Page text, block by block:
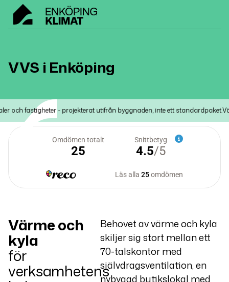
VVS i Enköping
fastigheter - projekterat utifrån byggnaden, inte ett standardpaket.
Värme och
kyla
för
verksamhetens
Behovet av värme och kyla
skiljer sig stort mellan ett
70-talskontor med
självdragsventilation, en
nybyggd butikslokal med